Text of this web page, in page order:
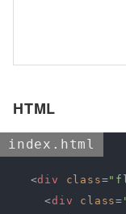
HTML
index.html
<div class=
<div class=